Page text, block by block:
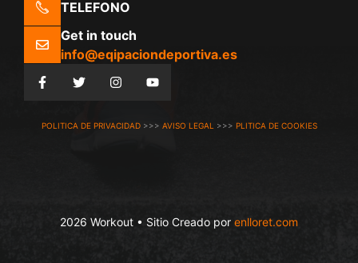
TELEFONO
Get in touch
info@eqipaciondeportiva.es
POLITICA DE PRIVACIDAD>>> AVISO LEGAL >>> PLITICA DE COOKIES
2026 Workout • Sitio Creado por enlloret.com